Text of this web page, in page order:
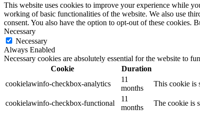
This website uses cookies to improve your experience while
working of basic functionalities of the website. We also use
consent. You also have the option to opt-out of these cookies.
Necessary
Necessary
Always Enabled
Necessary cookies are absolutely essential for the website to
Cookie
Duration
cookielawinfo-checkbox-analytics
11
months
This cookie is
cookielawinfo-checkbox-functional
11
months
The cookie is